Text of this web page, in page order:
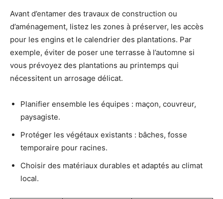
Avant d’entamer des travaux de construction ou
d’aménagement, listez les zones à préserver, les accès
pour les engins et le calendrier des plantations. Par
exemple, éviter de poser une terrasse à l’automne si
vous prévoyez des plantations au printemps qui
nécessitent un arrosage délicat.
Planifier ensemble les équipes : maçon, couvreur,
paysagiste.
Protéger les végétaux existants : bâches, fosse
temporaire pour racines.
Choisir des matériaux durables et adaptés au climat
local.